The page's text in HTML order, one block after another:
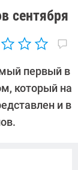
сентября
первый в
который на
и в